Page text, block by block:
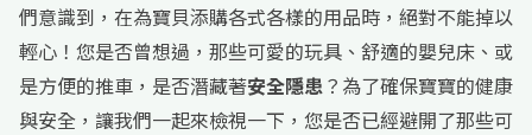
們意識到，在為寶貝添購各式各樣的用品時，絕對不能掉以
輕心！您是否曾想過，那些可愛的玩具、舒適的嬰兒床、或
是方便的推車，是否潛藏著安全隱患？為了確保寶寶的健康
與安全，讓我們一起來檢視一下，您是否已經避開了那些可